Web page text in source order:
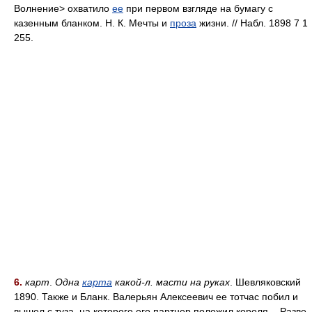
Волнение> охватило ее при первом взгляде на бумагу с
казенным бланком. Н. К. Мечты и проза жизни. // Набл. 1898 7 1
255.
6. карт Одна карта какой-л. масти на руках . Шевляковский
1890. Также и Бланк. Валерьян Алексеевич ее тотчас побил и